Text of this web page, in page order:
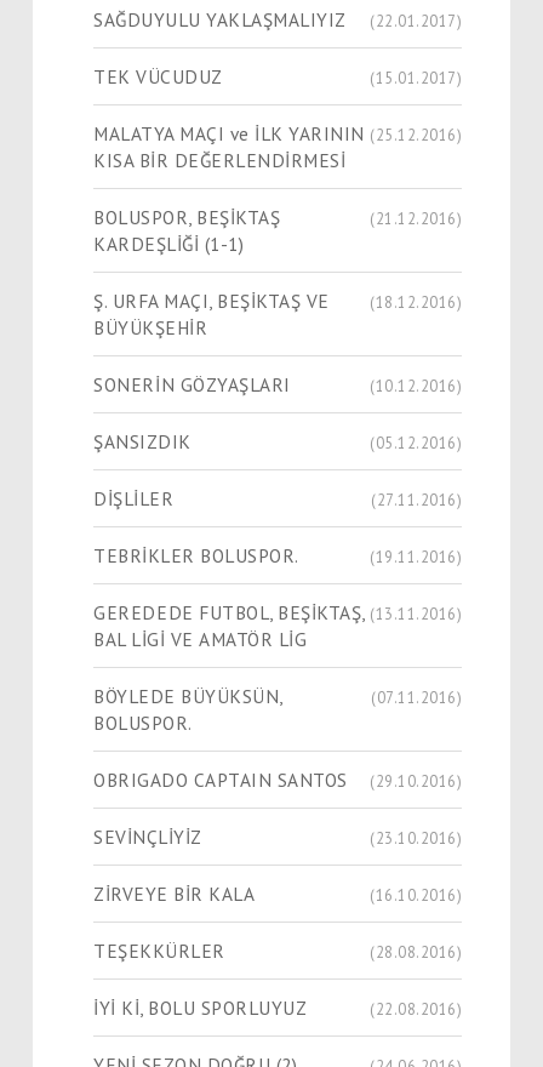
SAĞDUYULU YAKLAŞMALIYIZ (22.01.2017)
TEK VÜCUDUZ (15.01.2017)
MALATYA MAÇI ve İLK YARININ
KISA BİR DEĞERLENDİRMESİ
(25.12.2016)
BOLUSPOR, BEŞİKTAŞ
KARDEŞLİĞİ (1-1)
(21.12.2016)
Ş. URFA MAÇI, BEŞİKTAŞ VE
BÜYÜKŞEHİR
(18.12.2016)
SONERİN GÖZYAŞLARI (10.12.2016)
ŞANSIZDIK (05.12.2016)
DİŞLİLER (27.11.2016)
TEBRİKLER BOLUSPOR. (19.11.2016)
GEREDEDE FUTBOL, BEŞİKTAŞ,
BAL LİGİ VE AMATÖR LİG
(13.11.2016)
BÖYLEDE BÜYÜKSÜN,
BOLUSPOR.
(07.11.2016)
OBRIGADO CAPTAIN SANTOS (29.10.2016)
SEVİNÇLİYİZ (23.10.2016)
ZİRVEYE BİR KALA (16.10.2016)
TEŞEKKÜRLER (28.08.2016)
İYİ Kİ, BOLU SPORLUYUZ (22.08.2016)